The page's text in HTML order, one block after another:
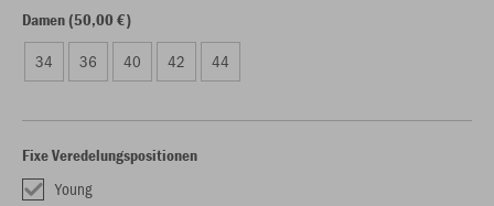
Damen (50,00 €)
34 36 40 42 44
Fixe Veredelungspositionen
Young